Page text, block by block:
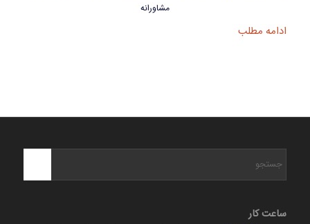
مشاورانه
ادامه مطلب
ساعت کار